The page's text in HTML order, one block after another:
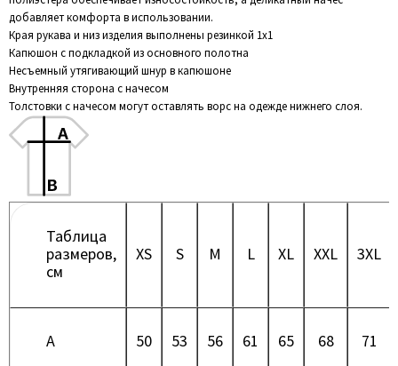
добавляет комфорта в использовании.
Края рукава и низ изделия выполнены резинкой 1х1
Капюшон с подкладкой из основного полотна
Несъемный утягивающий шнур в капюшоне
Внутренняя сторона с начесом
Толстовки с начесом могут оставлять ворс на одежде нижнего слоя.
Таблица
размеров,
см
XS S M L XL XXL 3XL
A 50 53 56 61 65 68 71